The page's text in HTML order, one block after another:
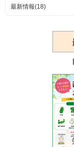
最新情報(18)